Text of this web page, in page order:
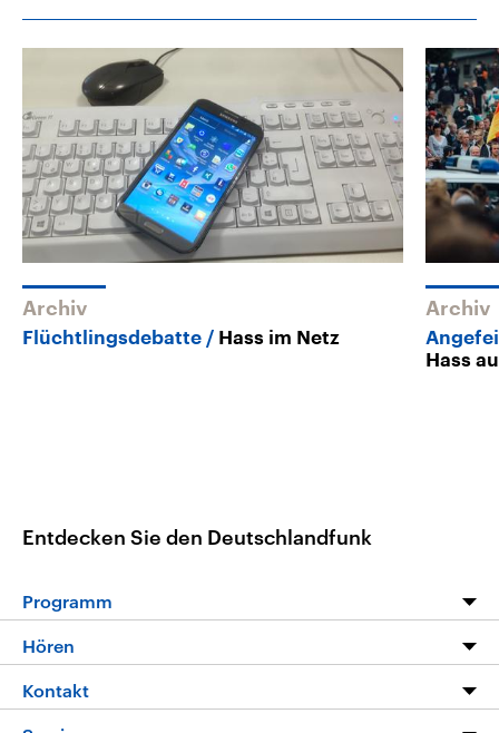
Archiv
Flüchtlingsdebatte Hass im Netz
Archiv
Hass
Entdecken Sie den Deutschlandfunk
Programm
Programm
Die Nachrichten
Hören
Livestream
Kontakt